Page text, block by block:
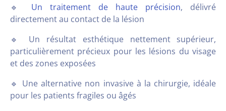
🔹 Un traitement de haute précision, délivré
directement au contact de la lésion
🔹 Un résultat esthétique nettement supérieur,
particulièrement précieux pour les lésions du visage
et des zones exposées
🔹 Une alternative non invasive à la chirurgie, idéale
pour les patients fragiles ou âgés